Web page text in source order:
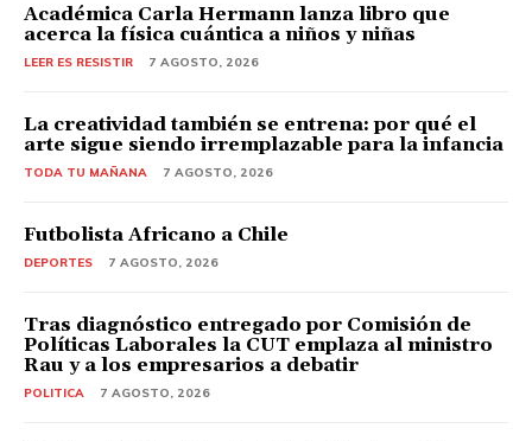
Académica Carla Hermann lanza libro que
acerca la física cuántica a niños y niñas
LEER ES RESISTIR 7 AGOSTO, 2026
La creatividad también se entrena: por qué el
arte sigue siendo irremplazable para la infancia
TODA TU MAÑANA 7 AGOSTO, 2026
Futbolista Africano a Chile
DEPORTES 7 AGOSTO, 2026
Tras diagnóstico entregado por Comisión de
Políticas Laborales la CUT emplaza al ministro
Rau y a los empresarios a debatir
POLITICA 7 AGOSTO, 2026